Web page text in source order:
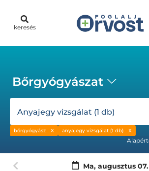
keresés
Bőrgyógyászat
Anyajegy vizsgálat (1 db)
bőrgyógyász anyajegy vizsgálat (1 db)
Ma, augusztus 07.